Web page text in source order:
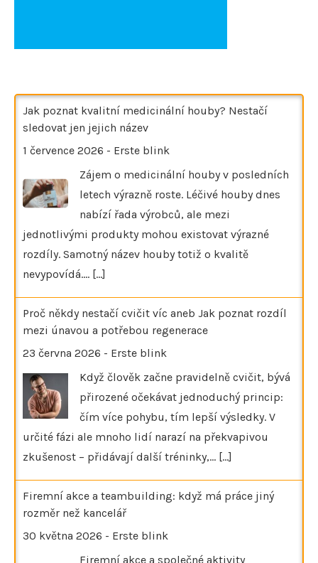
Jak poznat kvalitní medicinální houby? Nestačí
sledovat jen jejich název
1 července 2026 - Erste blink
Zájem o medicinální houby v posledních
letech výrazně roste. Léčivé houby dnes
nabízí řada výrobců, ale mezi
jednotlivými produkty mohou existovat výrazné
rozdíly. Samotný název houby totiž o kvalitě
nevypovídá.… [...]
Proč někdy nestačí cvičit víc aneb Jak poznat rozdíl
mezi únavou a potřebou regenerace
23 června 2026 - Erste blink
Když člověk začne pravidelně cvičit, bývá
přirozené očekávat jednoduchý princip:
čím více pohybu, tím lepší výsledky. V
určité fázi ale mnoho lidí narazí na překvapivou
zkušenost – přidávají další tréninky,… [...]
Firemní akce a teambuilding: když má práce jiný
rozměr než kancelář
30 května 2026 - Erste blink
Firemní akce a společné aktivity